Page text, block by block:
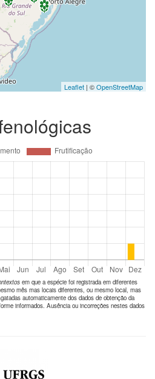
Leaflet | ©OpenStreetMap
em que a espécie foi registrada em diferentes
mês mas locais diferentes, ou mesmo local, mas
automaticamente dos dados de obtenção da
informados. Ausência ou incorreções nestes dados